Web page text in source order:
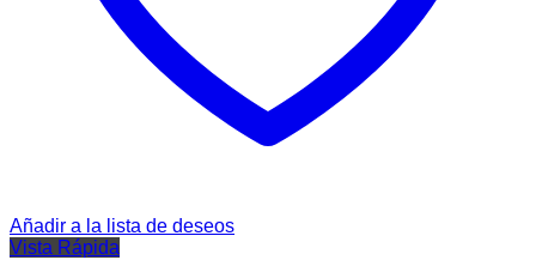
Añadir a la lista de deseos
Vista Rápida